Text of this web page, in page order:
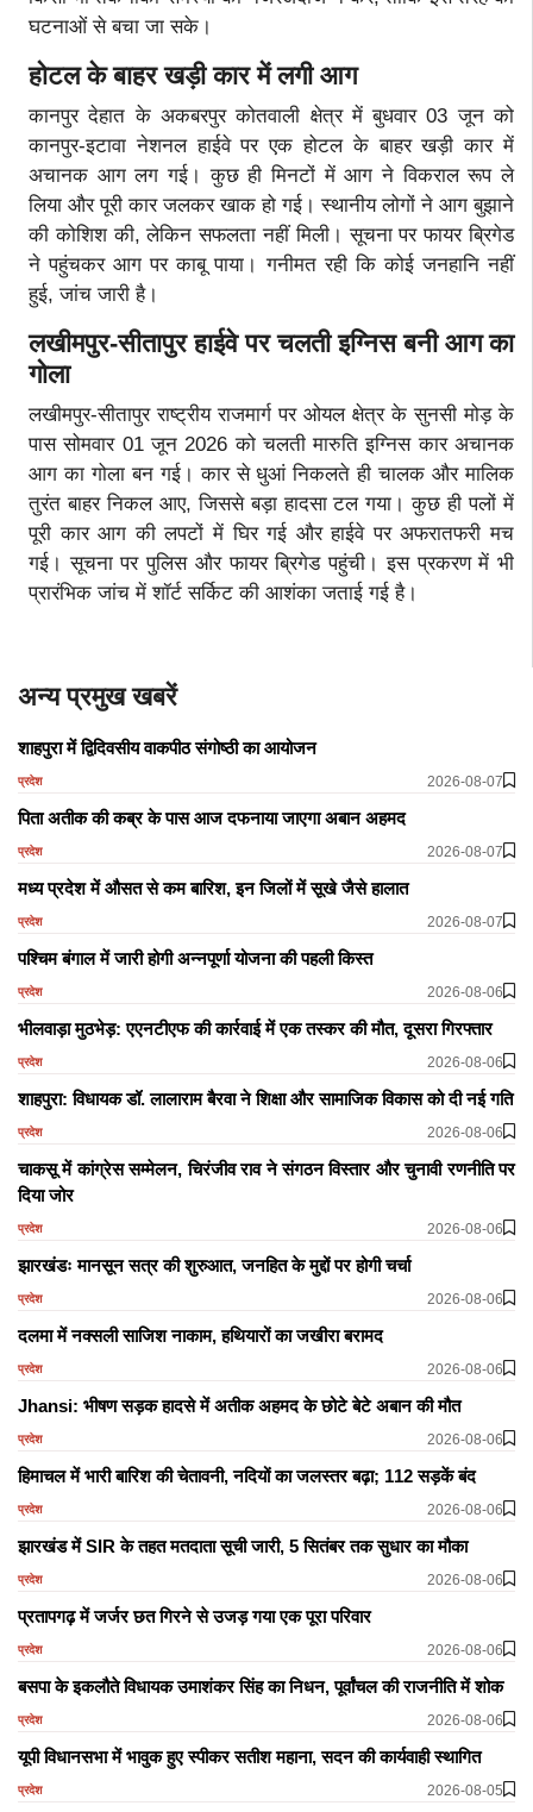
घटनाओं से बचा जा सके।
होटल के बाहर खड़ी कार में लगी आग
कानपुर देहात के अकबरपुर कोतवाली क्षेत्र में बुधवार 03 जून को
कानपुर-इटावा नेशनल हाईवे पर एक होटल के बाहर खड़ी कार में
अचानक आग लग गई। कुछ ही मिनटों में आग ने विकराल रूप ले
लिया और पूरी कार जलकर खाक हो गई। स्थानीय लोगों ने आग बुझाने
की कोशिश की, लेकिन सफलता नहीं मिली। सूचना पर फायर ब्रिगेड
ने पहुंचकर आग पर काबू पाया। गनीमत रही कि कोई जनहानि नहीं
हुई, जांच जारी है।
लखीमपुर-सीतापुर हाईवे पर चलती इग्निस बनी आग का
गोला
लखीमपुर-सीतापुर राष्ट्रीय राजमार्ग पर ओयल क्षेत्र के सुनसी मोड़ के
पास सोमवार 01 जून 2026 को चलती मारुति इग्निस कार अचानक
आग का गोला बन गई। कार से धुआं निकलते ही चालक और मालिक
तुरंत बाहर निकल आए, जिससे बड़ा हादसा टल गया। कुछ ही पलों में
पूरी कार आग की लपटों में घिर गई और हाईवे पर अफरातफरी मच
गई। सूचना पर पुलिस और फायर ब्रिगेड पहुंची। इस प्रकरण में भी
प्रारंभिक जांच में शॉर्ट सर्किट की आशंका जताई गई है।
अन्य प्रमुख खबरें
शाहपुरा में द्विदिवसीय वाकपीठ संगोष्ठी का आयोजन
प्रदेश 2026-08-07
पिता अतीक की कब्र के पास आज दफनाया जाएगा अबान अहमद
प्रदेश 2026-08-07
मध्य प्रदेश में औसत से कम बारिश, इन जिलों में सूखे जैसे हालात
प्रदेश 2026-08-07
पश्चिम बंगाल में जारी होगी अन्नपूर्णा योजना की पहली किस्त
प्रदेश 2026-08-06
भीलवाड़ा मुठभेड़: एएनटीएफ की कार्रवाई में एक तस्कर की मौत, दूसरा गिरफ्तार
प्रदेश 2026-08-06
शाहपुरा: विधायक डॉ. लालाराम बैरवा ने शिक्षा और सामाजिक विकास को दी नई गति
प्रदेश 2026-08-06
चाकसू में कांग्रेस सम्मेलन, चिरंजीव राव ने संगठन विस्तार और चुनावी रणनीति पर
दिया जोर
प्रदेश 2026-08-06
झारखंडः मानसून सत्र की शुरुआत, जनहित के मुद्दों पर होगी चर्चा
प्रदेश 2026-08-06
दलमा में नक्सली साजिश नाकाम, हथियारों का जखीरा बरामद
प्रदेश 2026-08-06
Jhansi: भीषण सड़क हादसे में अतीक अहमद के छोटे बेटे अबान की मौत
प्रदेश 2026-08-06
हिमाचल में भारी बारिश की चेतावनी, नदियों का जलस्तर बढ़ा; 112 सड़कें बंद
प्रदेश 2026-08-06
झारखंड में SIR के तहत मतदाता सूची जारी, 5 सितंबर तक सुधार का मौका
प्रदेश 2026-08-06
प्रतापगढ़ में जर्जर छत गिरने से उजड़ गया एक पूरा परिवार
प्रदेश 2026-08-06
बसपा के इकलौते विधायक उमाशंकर सिंह का निधन, पूर्वांचल की राजनीति में शोक
प्रदेश 2026-08-06
यूपी विधानसभा में भावुक हुए स्पीकर सतीश महाना, सदन की कार्यवाही स्थागित
प्रदेश 2026-08-05